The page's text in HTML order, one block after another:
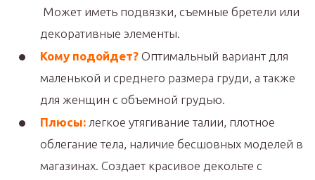
Может иметь подвязки, съемные бретели или
декоративные элементы.
Кому подойдет? Оптимальный вариант для
маленькой и среднего размера груди, а также
для женщин с объемной грудью.
Плюсы: легкое утягивание талии, плотное
облегание тела, наличие бесшовных моделей в
магазинах. Создает красивое декольте с